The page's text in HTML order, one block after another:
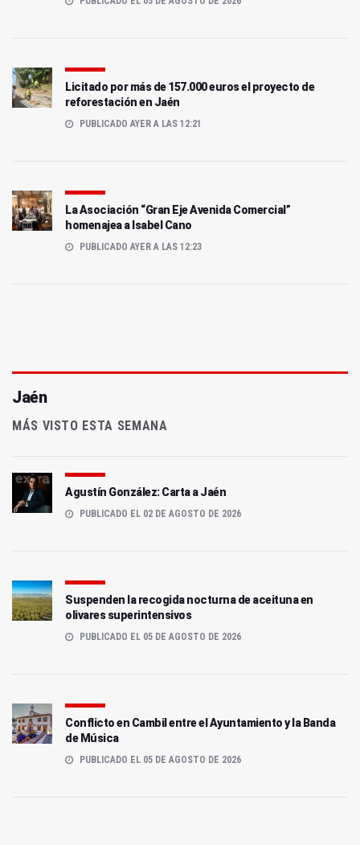
Licitado por más de 157.000 euros el proyecto de
reforestación en Jaén
PUBLICADO AYER A LAS 12:21
La Asociación “Gran Eje Avenida Comercial”
homenajea a Isabel Cano
PUBLICADO AYER A LAS 12:23
Jaén
MÁS VISTO ESTA SEMANA
Agustín González: Carta a Jaén
PUBLICADO EL 02 DE AGOSTO DE 2026
Suspenden la recogida nocturna de aceituna en
olivares superintensivos
PUBLICADO EL 05 DE AGOSTO DE 2026
Conflicto en Cambil entre el Ayuntamiento y la Banda
de Música
PUBLICADO EL 05 DE AGOSTO DE 2026